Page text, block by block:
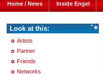
Home / News Inside Engel
Look at this:
Artists
Partner
Friends
Networks